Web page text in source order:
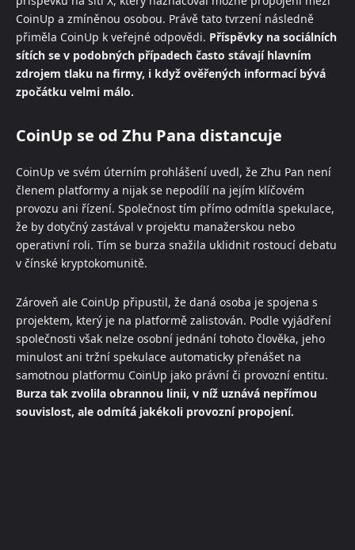
CoinUp a zmíněnou osobou. Právě tato tvrzení následně
přiměla CoinUp k veřejné odpovědi. Příspěvky na sociálních
sítích se v podobných případech často stávají hlavním
zdrojem tlaku na firmy, i když ověřených informací bývá
zpočátku velmi málo.
CoinUp se od Zhu Pana distancuje
CoinUp ve svém úterním prohlášení uvedl, že Zhu Pan není
členem platformy a nijak se nepodílí na jejím klíčovém
provozu ani řízení. Společnost tím přímo odmítla spekulace,
že by dotyčný zastával v projektu manažerskou nebo
operativní roli. Tím se burza snažila uklidnit rostoucí debatu
v čínské kryptokomunitě.
Zároveň ale CoinUp připustil, že daná osoba je spojena s
projektem, který je na platformě zalistován. Podle vyjádření
společnosti však nelze osobní jednání tohoto člověka, jeho
minulost ani tržní spekulace automaticky přenášet na
samotnou platformu CoinUp jako právní či provozní entitu.
Burza tak zvolila obrannou linii, v níž uznává nepřímou
souvislost, ale odmítá jakékoli provozní propojení.